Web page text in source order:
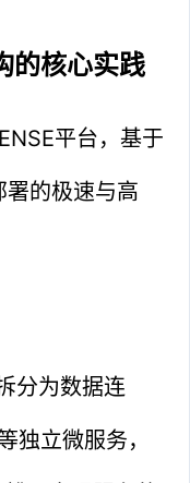
的核心实践
平台，基于
署的极速与高
分为数据连
独立微服务，